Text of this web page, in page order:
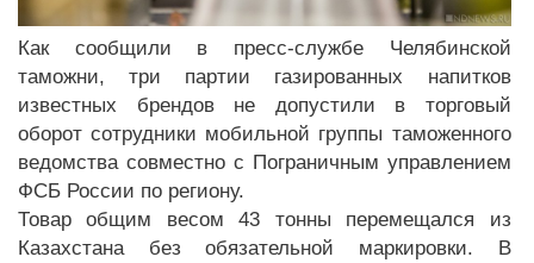
Как сообщили в пресс-службе Челябинской
таможни, три партии газированных напитков
известных брендов не допустили в торговый
оборот сотрудники мобильной группы таможенного
ведомства совместно с Пограничным управлением
ФСБ России по региону.
Товар общим весом 43 тонны перемещался из
Казахстана без обязательной маркировки. В